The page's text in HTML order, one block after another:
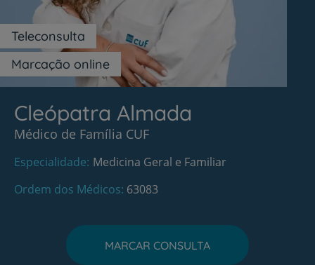
Marcação online
Teleconsulta
Cleópatra Almada
Médico de Família CUF
Especialidade Medicina Geral e Familiar
Ordem dos Médicos 63083
MARCAR CONSULTA